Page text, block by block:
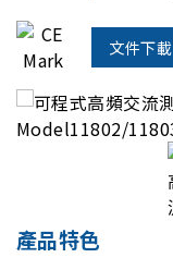
文件下載
產品特色